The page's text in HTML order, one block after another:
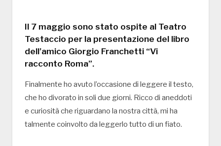
Il 7 maggio sono stato ospite al Teatro
Testaccio per la presentazione del libro
dell’amico Giorgio Franchetti “Vi
racconto Roma”.
Finalmente ho avuto l’occasione di leggere il testo,
che ho divorato in soli due giorni. Ricco di aneddoti
e curiosità che riguardano la nostra città, mi ha
talmente coinvolto da leggerlo tutto di un fiato.